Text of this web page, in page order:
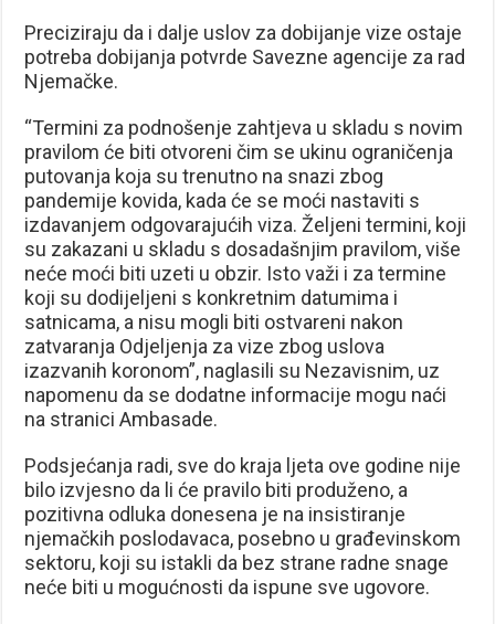
Preciziraju da i dalje uslov za dobijanje vize ostaje
potreba dobijanja potvrde Savezne agencije za rad
Njemačke.
“Termini za podnošenje zahtjeva u skladu s novim
pravilom će biti otvoreni čim se ukinu ograničenja
putovanja koja su trenutno na snazi zbog
pandemije kovida, kada će se moći nastaviti s
izdavanjem odgovarajućih viza. Željeni termini, koji
su zakazani u skladu s dosadašnjim pravilom, više
neće moći biti uzeti u obzir. Isto važi i za termine
koji su dodijeljeni s konkretnim datumima i
satnicama, a nisu mogli biti ostvareni nakon
zatvaranja Odjeljenja za vize zbog uslova
izazvanih koronom”, naglasili su Nezavisnim, uz
napomenu da se dodatne informacije mogu naći
na stranici Ambasade.
Podsjećanja radi, sve do kraja ljeta ove godine nije
bilo izvjesno da li će pravilo biti produženo, a
pozitivna odluka donesena je na insistiranje
njemačkih poslodavaca, posebno u građevinskom
sektoru, koji su istakli da bez strane radne snage
neće biti u mogućnosti da ispune sve ugovore.